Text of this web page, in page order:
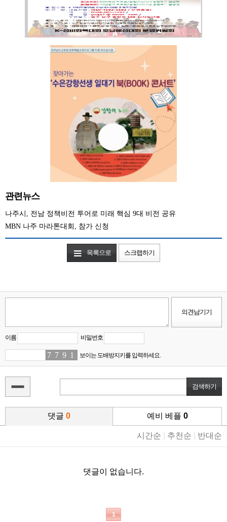
관련뉴스
나주시, 전남 정책비전 투어로 미래 핵심 9대 비전 공유
MBN 나주 마라톤대회, 참가 신청
목록으로 스크랩하기
이름 비밀번호
79 74 93 1 보이는 도배방지키를 입력하세요.
댓글 0 예비 베플 0
시간순 추천순 반대순
댓글이 없습니다.
1